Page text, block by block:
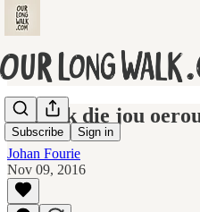
Subscribe Sign in
Bedank die jou
Johan Fourie
Nov 09, 2016